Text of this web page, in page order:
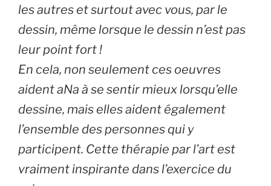
les autres et surtout avec vous, par le
dessin, même lorsque le dessin n’est pas
leur point fort !
En cela, non seulement ces oeuvres
aident aNa à se sentir mieux lorsqu’elle
dessine, mais elles aident également
l’ensemble des personnes qui y
participent. Cette thérapie par l’art est
vraiment inspirante dans l’exercice du